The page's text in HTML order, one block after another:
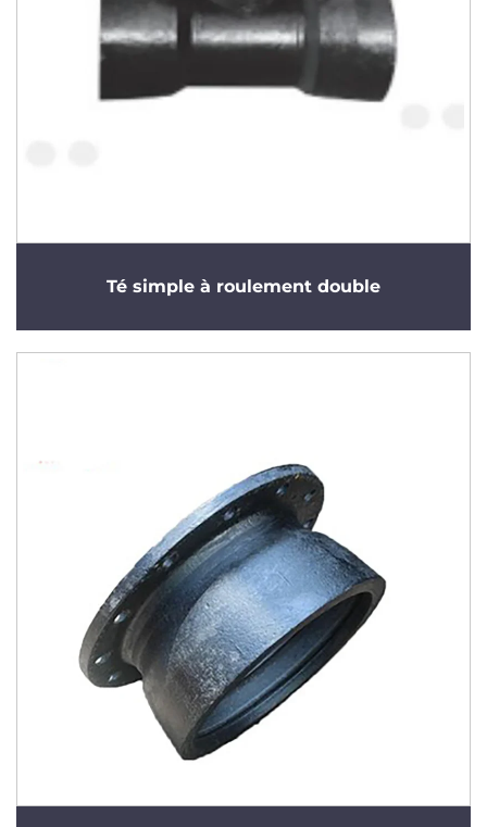
Té simple à roulement double